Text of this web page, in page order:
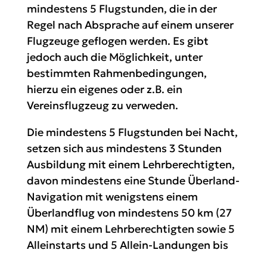
mindestens 5 Flugstunden, die in der
Regel nach Absprache auf einem unserer
Flugzeuge geflogen werden. Es gibt
jedoch auch die Möglichkeit, unter
bestimmten Rahmenbedingungen,
hierzu ein eigenes oder z.B. ein
Vereinsflugzeug zu verweden.
Die mindestens 5 Flugstunden bei Nacht,
setzen sich aus mindestens 3 Stunden
Ausbildung mit einem Lehrberechtigten,
davon mindestens eine Stunde Überland-
Navigation mit wenigstens einem
Überlandflug von mindestens 50 km (27
NM) mit einem Lehrberechtigten sowie 5
Alleinstarts und 5 Allein-Landungen bis